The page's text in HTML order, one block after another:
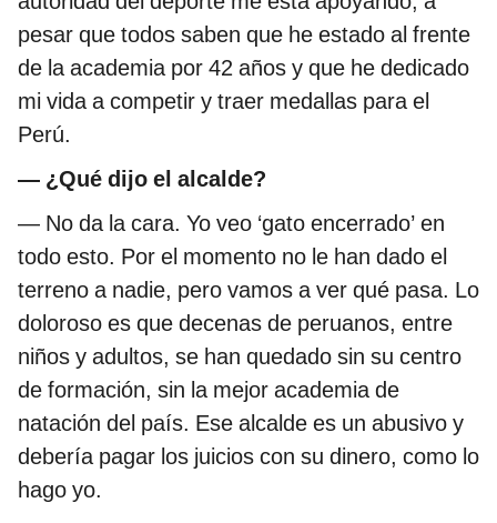
pesar que todos saben que he estado al frente
de la academia por 42 años y que he dedicado
mi vida a competir y traer medallas para el
Perú.
— ¿Qué dijo el alcalde?
— No da la cara. Yo veo ‘gato encerrado’ en
todo esto. Por el momento no le han dado el
terreno a nadie, pero vamos a ver qué pasa. Lo
doloroso es que decenas de peruanos, entre
niños y adultos, se han quedado sin su centro
de formación, sin la mejor academia de
natación del país. Ese alcalde es un abusivo y
debería pagar los juicios con su dinero, como lo
hago yo.